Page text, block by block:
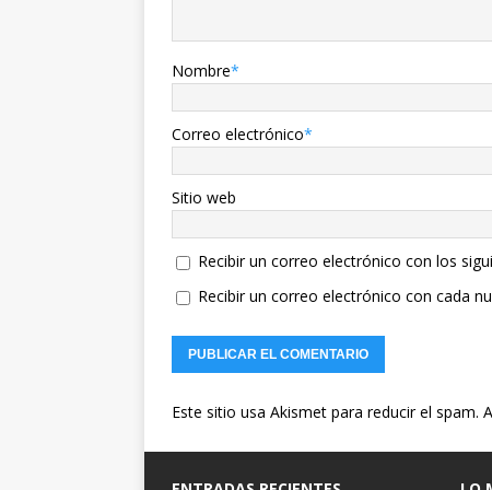
Nombre*
Correo electrónico*
Sitio web
Recibir un correo electrónico con los
Recibir un correo electrónico con cada
Este sitio usa Akismet para reducir el spam.